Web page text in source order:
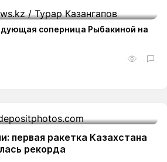
соперница Рыбакиной на
первая ракетка Казахстана
рекорда